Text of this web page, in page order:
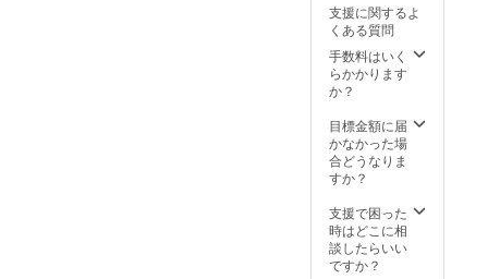
支援に関するよ
くある質問
手数料はいく
らかかります
か？
目標金額に届
かなかった場
合どうなりま
すか？
支援で困った
時はどこに相
談したらいい
ですか？